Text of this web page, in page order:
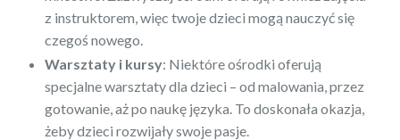
z instruktorem, więc twoje dzieci mogą nauczyć się
czegoś nowego.
Warsztaty i kursy: Niektóre ośrodki oferują
specjalne warsztaty dla dzieci – od malowania, przez
gotowanie, aż po naukę języka. To doskonała okazja,
żeby dzieci rozwijały swoje pasje.